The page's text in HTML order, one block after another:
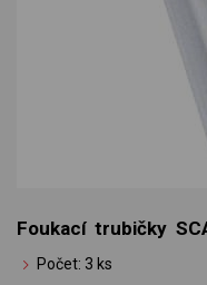
Foukací trubičky
Počet: 3 ks